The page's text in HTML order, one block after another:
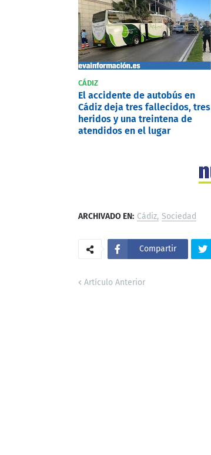
CÁDIZ
El accidente de autobús en
Cádiz deja tres fallecidos, tres
heridos y una treintena de
atendidos en el lugar
ARCHIVADO EN: Cádiz Sociedad
Compartir
Artículo Anterior